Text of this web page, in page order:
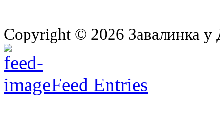
Copyright © 2026 Завалинка
Feed Entries